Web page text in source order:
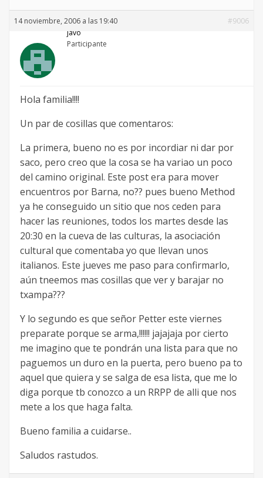
14 noviembre, 2006 a las 19:40
#9006
javo
Participante
Hola familia!!!!
Un par de cosillas que comentaros:
La primera, bueno no es por incordiar ni dar por
saco, pero creo que la cosa se ha variao un poco
del camino original. Este post era para mover
encuentros por Barna, no?? pues bueno Method
ya he conseguido un sitio que nos ceden para
hacer las reuniones, todos los martes desde las
20:30 en la cueva de las culturas, la asociación
cultural que comentaba yo que llevan unos
italianos. Este jueves me paso para confirmarlo,
aún tneemos mas cosillas que ver y barajar no
txampa???
Y lo segundo es que señor Petter este viernes
preparate porque se arma,!!!!!! jajajaja por cierto
me imagino que te pondrán una lista para que no
paguemos un duro en la puerta, pero bueno pa to
aquel que quiera y se salga de esa lista, que me lo
diga porque tb conozco a un RRPP de alli que nos
mete a los que haga falta.
Bueno familia a cuidarse..
Saludos rastudos.